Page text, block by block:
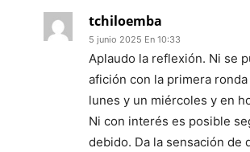
tchiloemba
5 junio 2025 En 10:33
Aplaudo la reflexión. Ni se
afición con la primera
lunes y un miércoles y en
Ni con interés es posible
debido. Da la sensación de